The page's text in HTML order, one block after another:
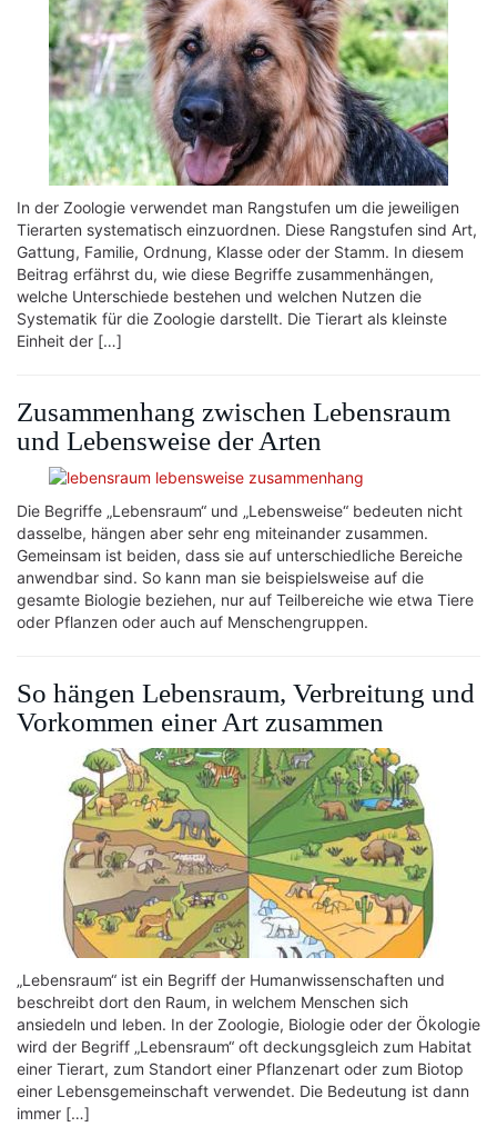
In der Zoologie verwendet man Rangstufen um die jeweiligen
Tierarten systematisch einzuordnen. Diese Rangstufen sind Art,
Gattung, Familie, Ordnung, Klasse oder der Stamm. In diesem
Beitrag erfährst du, wie diese Begriffe zusammenhängen,
welche Unterschiede bestehen und welchen Nutzen die
Systematik für die Zoologie darstellt. Die Tierart als kleinste
Einheit der […]
Zusammenhang zwischen Lebensraum
und Lebensweise der Arten
Die Begriffe „Lebensraum“ und „Lebensweise“ bedeuten nicht
dasselbe, hängen aber sehr eng miteinander zusammen.
Gemeinsam ist beiden, dass sie auf unterschiedliche Bereiche
anwendbar sind. So kann man sie beispielsweise auf die
gesamte Biologie beziehen, nur auf Teilbereiche wie etwa Tiere
oder Pflanzen oder auch auf Menschengruppen.
So hängen Lebensraum, Verbreitung und
Vorkommen einer Art zusammen
„Lebensraum“ ist ein Begriff der Humanwissenschaften und
beschreibt dort den Raum, in welchem Menschen sich
ansiedeln und leben. In der Zoologie, Biologie oder der Ökologie
wird der Begriff „Lebensraum“ oft deckungsgleich zum Habitat
einer Tierart, zum Standort einer Pflanzenart oder zum Biotop
einer Lebensgemeinschaft verwendet. Die Bedeutung ist dann
immer […]